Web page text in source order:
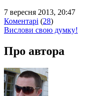
7 вересня 2013, 20:47
Коментарі (28)
Вислови свою думку!
Про автора